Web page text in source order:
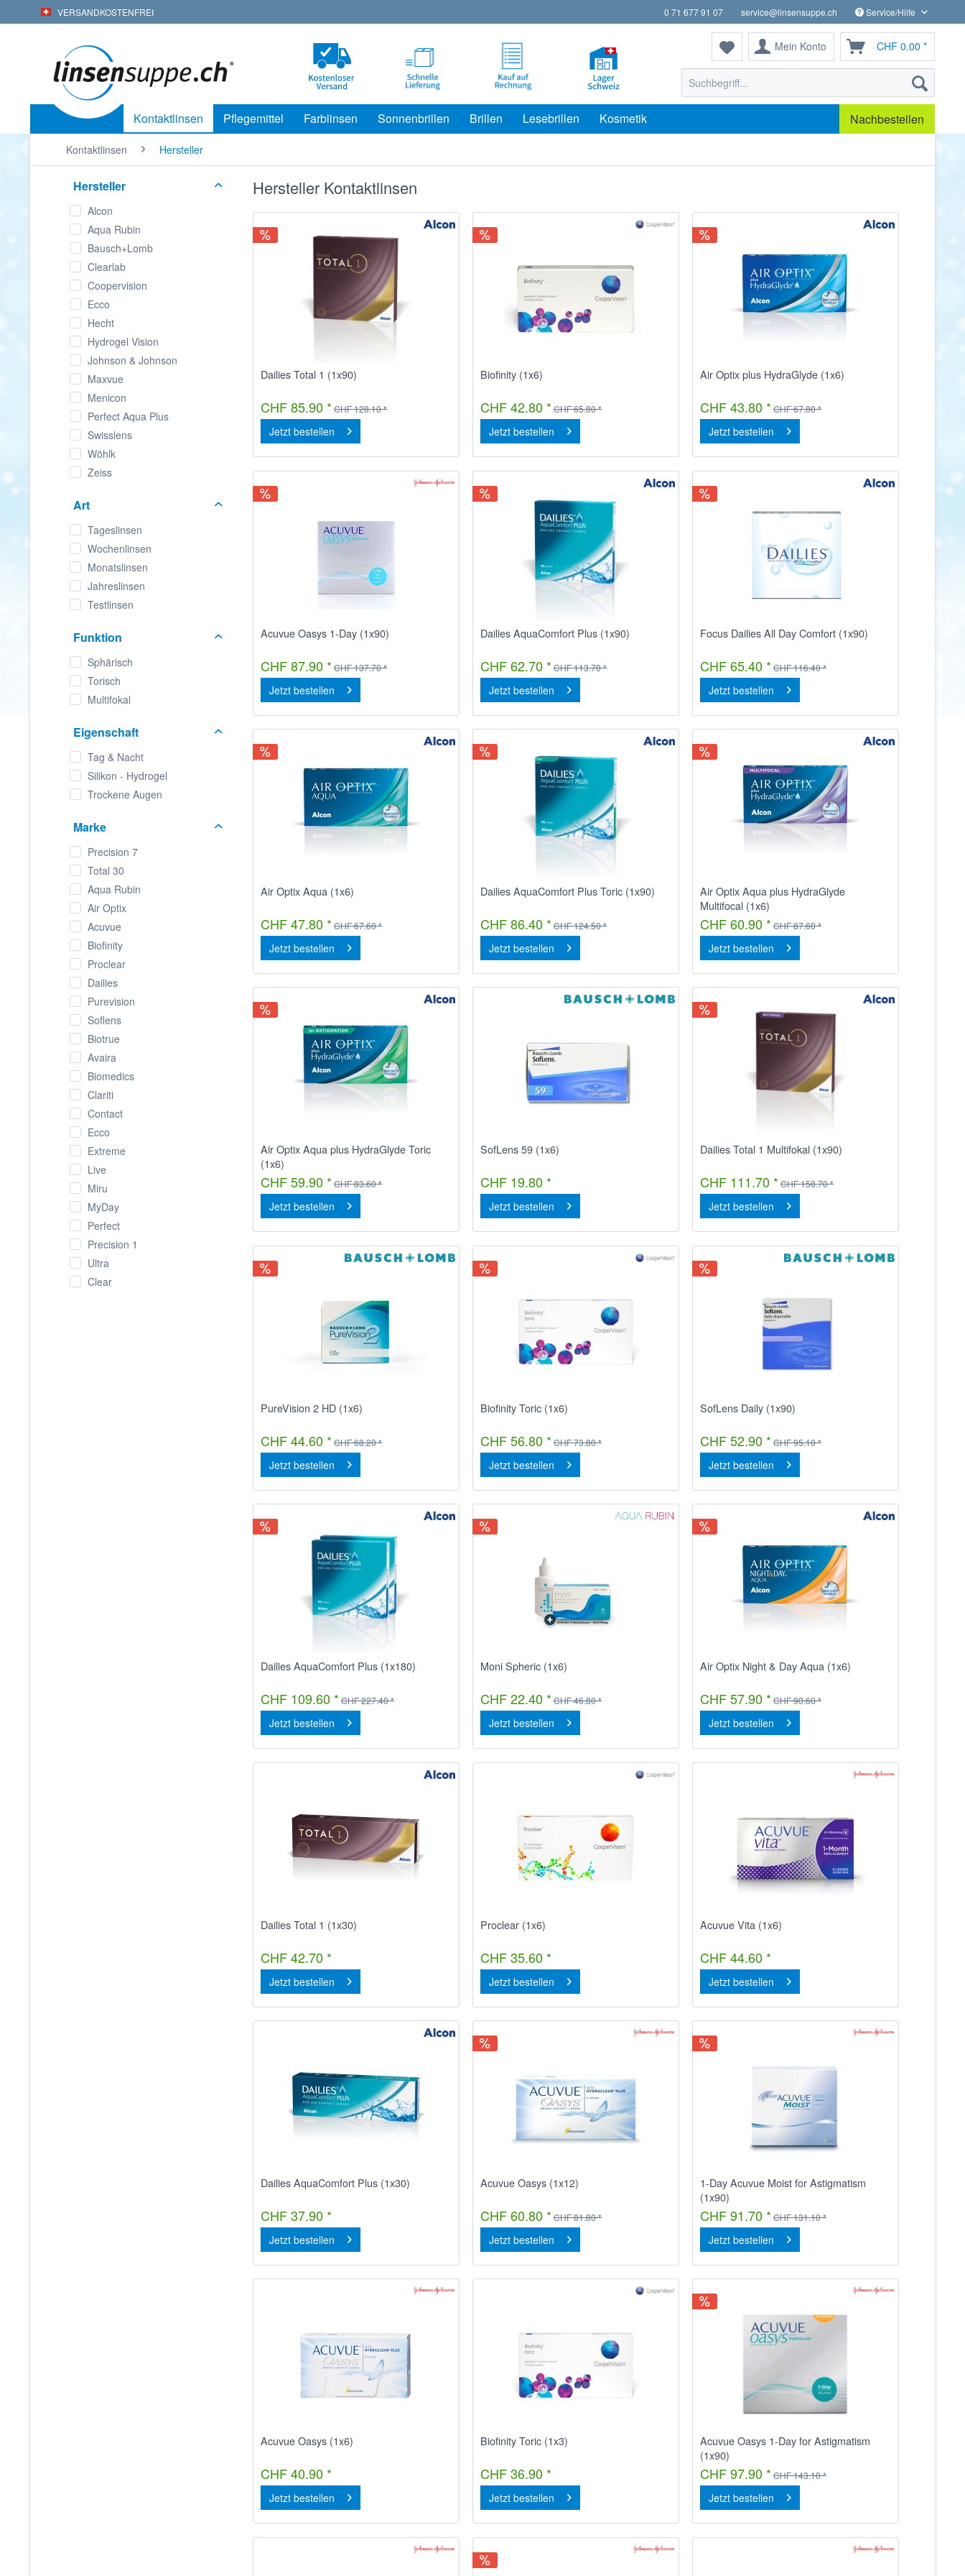
VERSANDKOSTENFREI 0 71 677 91 07 service@linsensuppe.ch Service/Hilfe
Mein Konto CHF 0.00 *
Kontaktlinsen Pflegemittel Farblinsen Sonnenbrillen Brillen Lesebrillen Kosmetik Nachbestellen
Kontaktlinsen Hersteller
Hersteller
Alcon
Aqua Rubin
Bausch+Lomb
Clearlab
Coopervision
Ecco
Hecht
Hydrogel Vision
Johnson & Johnson
Maxvue
Menicon
Perfect Aqua Plus
Swisslens
Wöhlk
Zeiss
Art
Tageslinsen
Wochenlinsen
Monatslinsen
Jahreslinsen
Testlinsen
Funktion
Sphärisch
Torisch
Multifokal
Eigenschaft
Tag & Nacht
Silikon - Hydrogel
Trockene Augen
Marke
Precision 7
Total 30
Aqua Rubin
Air Optix
Acuvue
Biofinity
Proclear
Dailies
Purevision
Soflens
Biotrue
Avaira
Biomedics
Clariti
Contact
Ecco
Extreme
Live
Miru
MyDay
Perfect
Precision 1
Ultra
Clear
Hersteller Kontaktlinsen
Dailies Total 1 (1x90)
CHF 85.90 * CHF 128.10 *
Jetzt bestellen
Biofinity (1x6)
CHF 42.80 * CHF 65.80 *
Jetzt bestellen
Air Optix plus HydraGlyde (1x6)
CHF 43.80 * CHF 67.80 *
Jetzt bestellen
Acuvue Oasys 1-Day (1x90)
CHF 87.90 * CHF 137.70 *
Jetzt bestellen
Dailies AquaComfort Plus (1x90)
CHF 62.70 * CHF 113.70 *
Jetzt bestellen
Focus Dailies All Day Comfort (1x90)
CHF 65.40 * CHF 116.40 *
Jetzt bestellen
Air Optix Aqua (1x6)
CHF 47.80 * CHF 67.60 *
Jetzt bestellen
Dailies AquaComfort Plus Toric (1x90)
CHF 86.40 * CHF 124.50 *
Jetzt bestellen
Air Optix Aqua plus HydraGlyde
Multifocal (1x6)
CHF 60.90 * CHF 87.60 *
Jetzt bestellen
Air Optix Aqua plus HydraGlyde Toric
(1x6)
CHF 59.90 * CHF 83.60 *
Jetzt bestellen
SofLens 59 (1x6)
CHF 19.80 *
Jetzt bestellen
Dailies Total 1 Multifokal (1x90)
CHF 111.70 * CHF 158.70 *
Jetzt bestellen
PureVision 2 HD (1x6)
CHF 44.60 * CHF 68.20 *
Jetzt bestellen
Biofinity Toric (1x6)
CHF 56.80 * CHF 73.80 *
Jetzt bestellen
SofLens Daily (1x90)
CHF 52.90 * CHF 95.10 *
Jetzt bestellen
Dailies AquaComfort Plus (1x180)
CHF 109.60 * CHF 227.40 *
Jetzt bestellen
Moni Spheric (1x6)
CHF 22.40 * CHF 46.80 *
Jetzt bestellen
Air Optix Night & Day Aqua (1x6)
CHF 57.90 * CHF 90.60 *
Jetzt bestellen
Dailies Total 1 (1x30)
CHF 42.70 *
Jetzt bestellen
Proclear (1x6)
CHF 35.60 *
Jetzt bestellen
Acuvue Vita (1x6)
CHF 44.60 *
Jetzt bestellen
Dailies AquaComfort Plus (1x30)
CHF 37.90 *
Jetzt bestellen
Acuvue Oasys (1x12)
CHF 60.80 * CHF 81.80 *
Jetzt bestellen
1-Day Acuvue Moist for Astigmatism
(1x90)
CHF 91.70 * CHF 131.10 *
Jetzt bestellen
Acuvue Oasys (1x6)
CHF 40.90 *
Jetzt bestellen
Biofinity Toric (1x3)
CHF 36.90 *
Jetzt bestellen
Acuvue Oasys 1-Day for Astigmatism
(1x90)
CHF 97.90 * CHF 143.10 *
Jetzt bestellen